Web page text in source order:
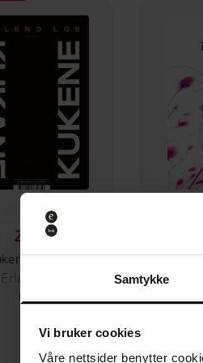
Samtykke
Vi bruker cookies
Våre nettsider benytter
289,-
Kukane
Erlend Loe
EBOK